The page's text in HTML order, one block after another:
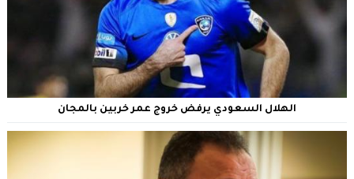
الهلال السعودي يرفض خروج عمر خربين بالمجان